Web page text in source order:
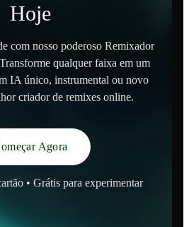
Hoje
com nosso poderoso Remixador
qualquer faixa em um
IA único, instrumental ou novo
criador de remixes online.
Agora
• Grátis para experimentar